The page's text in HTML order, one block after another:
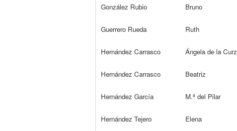
González Rubio Bruno
Guerrero Rueda Ruth
Hernández Carrasco Ángela de la Curz
Hernández Carrasco Beatriz
Hernández García M.ª del Pilar
Hernández Tejero Elena